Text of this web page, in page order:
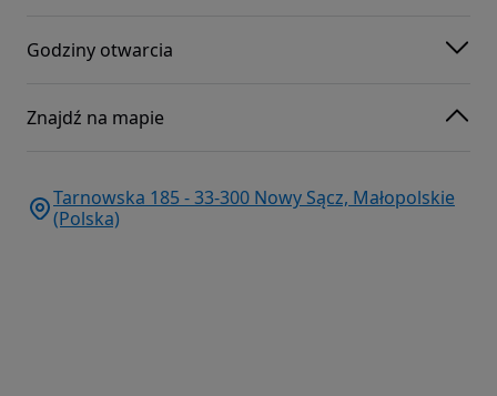
Godziny otwarcia
Znajdź na mapie
Tarnowska 185 - 33-300 Nowy Sącz, Małopolskie
(Polska)